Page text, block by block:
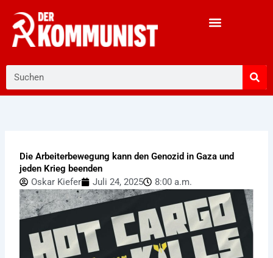
Inhalt
springen
Die Arbeiterbewegung kann den Genozid in Gaza und
jeden Krieg beenden
Oskar Kiefer
Juli 24, 2025 8:00 a.m.